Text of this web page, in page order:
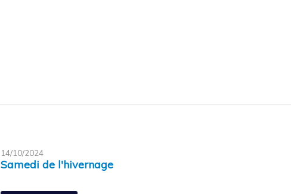
14/10/2024
Samedi de l'hivernage